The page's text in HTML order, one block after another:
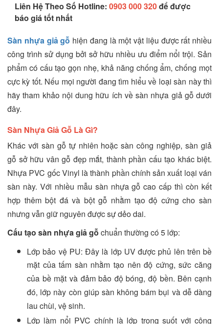
Liên Hệ Theo Số Hotline: 0903 000 320để được
báo giá tốt nhất
Sàn nhựa giả gỗ hiện đang là một vật liệu được rất nhiều
công trình sử dụng bởi sở hữu nhiều ưu điểm nổi trội. Sản
phẩm có cấu tạo gọn nhẹ, khả năng chống ẩm, chống mọt
cực kỳ tốt. Nếu mọi người đang tìm hiểu về loại sàn này thì
hãy tham khảo nội dung hữu ích về sàn nhựa giả gỗ dưới
đây.
Sàn Nhựa Giả Gỗ Là Gì?
Khác với sàn gỗ tự nhiên hoặc sàn công nghiệp, sàn giả
gỗ sở hữu vân gỗ đẹp mắt, thành phần cấu tạo khác biệt.
Nhựa PVC gốc Vinyl là thành phần chính sản xuất loại ván
sàn này. Với nhiều mẫu sàn nhựa gỗ cao cấp thì còn kết
hợp thêm bột đá và bột gỗ nhằm tạo độ cứng cho sàn
nhưng vẫn giữ nguyên được sự dẻo dai.
Cấu tạo sàn nhựa giả gỗ chuẩn thường có 5 lớp:
Lớp bảo vệ PU: Đây là lớp UV được phủ lên trên bề
mặt của tấm sàn nhằm tạo nên độ cứng, sức căng
của bề mặt và đảm bảo độ bóng, độ bền. Bên cạnh
đó, lớp này còn giúp sàn không bám bụi và dễ dàng
lau chùi, vệ sinh.
Lớp làm nổi PVC chính là lớp trong suốt với công